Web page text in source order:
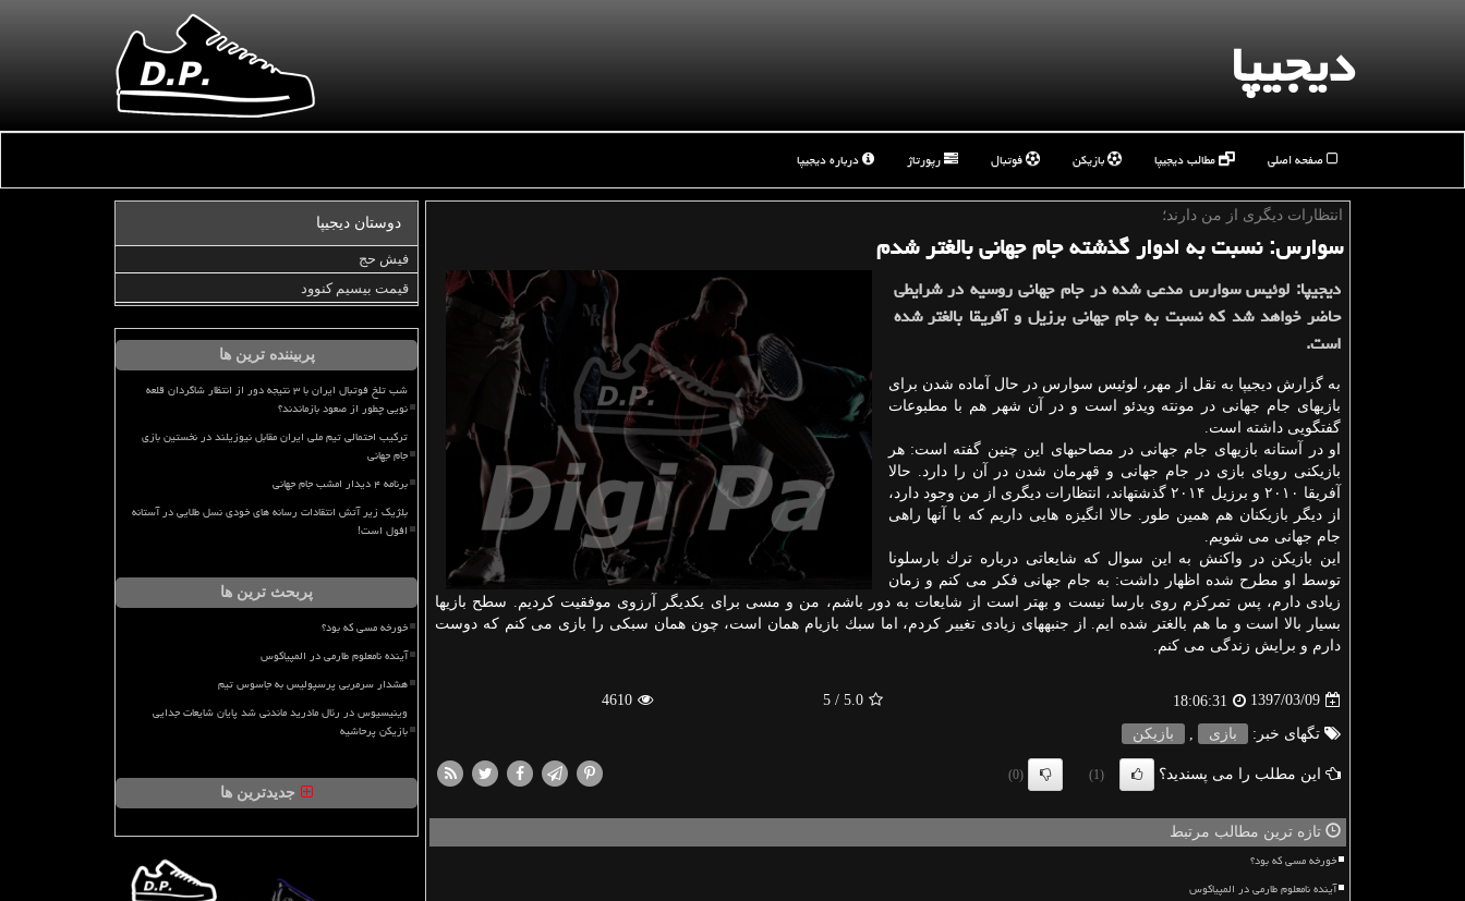
دیجیپا
صفحه اصلی مطالب دیجیپا بازیکن فوتبال رپورتاژ درباره دیجیپا
انتظارات دیگری از من دارند؛
سوارس: نسبت به ادوار گذشته جام جهانی بالغ‎تر شدم
دیجیپا: لوئیس سوارس مدعی شده در جام جهانی روسیه در شرایطی
حاضر خواهد شد كه نسبت به جام جهانی برزیل و آفریقا بالغ‎تر شده
است.
به گزارش دیجیپا به نقل از مهر، لوئیس سوارس در حال آماده شدن برای
بازی‎های جام جهانی در مونته‏ ویدئو است و در آن شهر هم با مطبوعات
گفتگویی داشته است.
او در آستانه بازی‎های جام جهانی در مصاحبه‎ای این چنین گفته است: هر
بازیكنی رویای بازی در جام جهانی و قهرمان شدن در آن را دارد. حالا
آفریقا ۲۰۱۰ و برزیل ۲۰۱۴ گذشته‎اند، انتظارات دیگری از من وجود دارد،
از دیگر بازیكنان هم همین ‏طور. حالا انگیزه ‏هایی داریم كه با آن‎ها راهی
جام جهانی می‏ شویم.
این بازیكن در واكنش به این سوال كه شایعاتی درباره ترك بارسلونا
توسط او مطرح شده اظهار داشت: به جام جهانی فكر می‏ كنم و زمان
زیادی دارم، پس تمركزم روی بارسا نیست و بهتر است از شایعات به دور باشم، من و مسی برای یكدیگر آرزوی موفقیت كردیم. سطح بازی‎ها
بسیار بالا است و ما هم بالغ‎تر شده ‏ایم. از جنبه‎های زیادی تغییر كردم، اما سبك بازی‎ام همان است، چون همان سبكی را بازی می‏ كنم كه دوست
دارم و برایش زندگی می‏ كنم.
1397/03/09
18:06:31
5.0
/ 5
4610
تگهای خبر: بازی بازیكن
این مطلب را می پسندید؟ (1)
(0)
تازه ترین مطالب مرتبط
خورخه مسی که بود؟
آینده نامعلوم طارمی در المپیاکوس
دوستان دیجیپا
فیش حج
قیمت بیسیم کنوود
پربیننده ترین ها
شب تلخ فوتبال ایران با ۳ نتیجه دور از انتظار شاگردان قلعه
نویی چطور از صعود بازماندند؟
ترکیب احتمالی تیم ملی ایران مقابل نیوزیلند در نخستین بازی
جام جهانی
برنامه ۴ دیدار امشب جام جهانی
بلژیک زیر آتش انتقادات رسانه های خودی نسل طلایی در آستانه
افول است!
پربحث ترین ها
خورخه مسی که بود؟
آینده نامعلوم طارمی در المپیاکوس
هشدار سرمربی پرسپولیس به جاسوس تیم
وینیسیوس در رئال مادرید ماندنی شد پایان شایعات جدایی
بازیکن پرحاشیه
جدیدترین ها